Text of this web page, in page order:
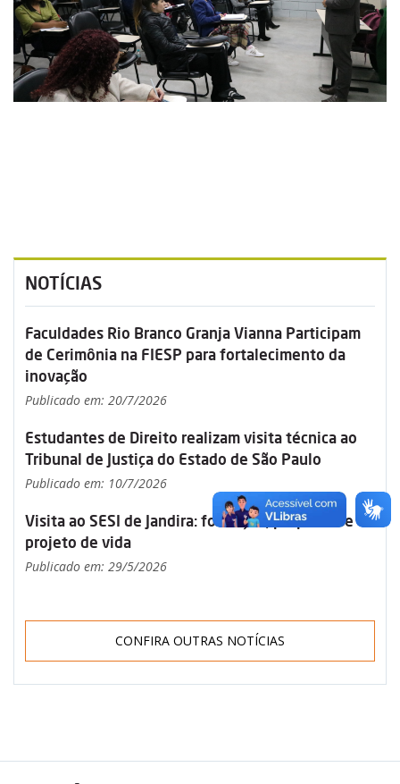
NOTÍCIAS
Faculdades Rio Branco Granja Vianna Participam
de Cerimônia na FIESP para fortalecimento da
inovação
Publicado em: 20/7/2026
Estudantes de Direito realizam visita técnica ao
Tribunal de Justiça do Estado de São Paulo
Publicado em: 10/7/2026
Visita ao SESI de Jandira: formação, propósito e
projeto de vida
Publicado em: 29/5/2026
CONFIRA OUTRAS NOTÍCIAS